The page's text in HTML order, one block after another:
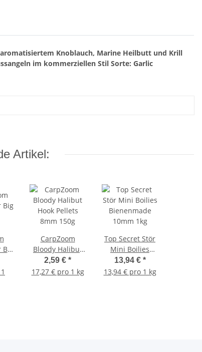
Knoblauch, Marine Heilbutt und Krill
im kommerziellen Stil Sorte: Garlic
Artikel:
Big
CarpZoom
Bloody Halibut
Hook Pellets
8mm 150g
2,59 € *
17,27 € pro 1 kg
Top Secret Stör
Mini Boilies
Bienenmade
10mm 1kg
13,94 € *
13,94 € pro 1 kg